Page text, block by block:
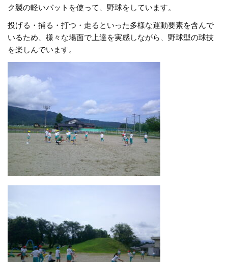
ク製の軽いバットを使って、野球をしています。
投げる・捕る・打つ・走るといった多様な運動要素を含んで
いるため、様々な場面で上達を実感しながら、野球型の球技
を楽しんでいます。